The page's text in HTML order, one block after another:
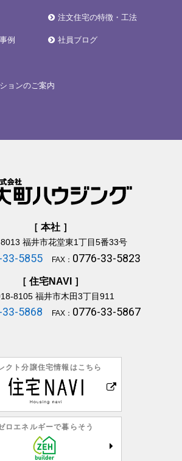
注文住宅の特徴・工法
例 社員ブログ
ョンのご案内
［ 本社 ］
福井市花堂東1丁目5番33号
5855 FAX： 0776-33-5823
［ 住宅NAVI ］
8105福井市木田3丁目911
5868 FAX： 0776-33-5867
クト分譲住宅情報はこちら
ロエネルギーで暮らそう